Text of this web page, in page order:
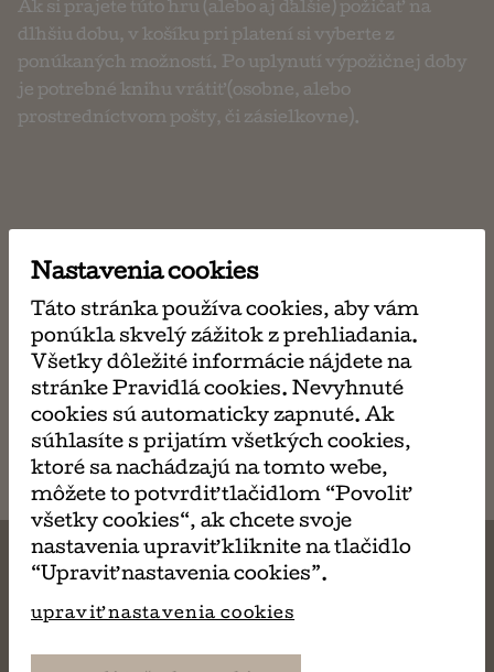
Ak si prajete túto hru (alebo aj ďalšie) požičať na
dlhšiu dobu, v košíku pri platení si vyberte z
ponúkaných možností. Po uplynutí výpožičnej doby
je potrebné knihu vrátiť (osobne, alebo
prostredníctvom pošty, či zásielkovne).
požičaj si
ma 3,00 €
napísať
email
MÔŽE SA VÁM TIEŽ
Nastavenia cookies
Táto stránka používa cookies, aby vám
ponúkla skvelý zážitok z prehliadania.
Všetky dôležité informácie nájdete na
stránke Pravidlá cookies. Nevyhnuté
cookies sú automaticky zapnuté. Ak
súhlasíte s prijatím všetkých cookies,
ktoré sa nachádzajú na tomto webe,
môžete to potvrdiť tlačidlom “Povoliť
všetky cookies“, ak chcete svoje
nastavenia upraviť kliknite na tlačidlo
“Upraviť nastavenia cookies”.
upraviť nastavenia cookies